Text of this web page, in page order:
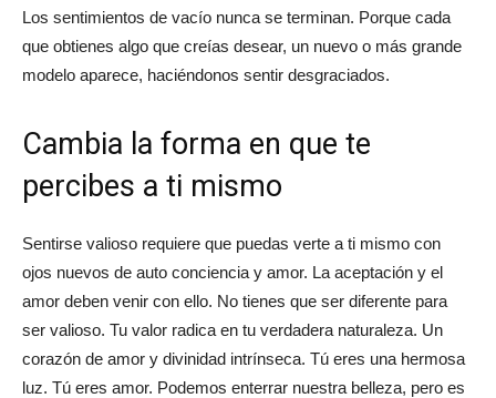
Los sentimientos de vacío nunca se terminan. Porque cada
que obtienes algo que creías desear, un nuevo o más grande
modelo aparece, haciéndonos sentir desgraciados.
Cambia la forma en que te
percibes a ti mismo
Sentirse valioso requiere que puedas verte a ti mismo con
ojos nuevos de auto conciencia y amor. La aceptación y el
amor deben venir con ello. No tienes que ser diferente para
ser valioso. Tu valor radica en tu verdadera naturaleza. Un
corazón de amor y divinidad intrínseca. Tú eres una hermosa
luz. Tú eres amor. Podemos enterrar nuestra belleza, pero es